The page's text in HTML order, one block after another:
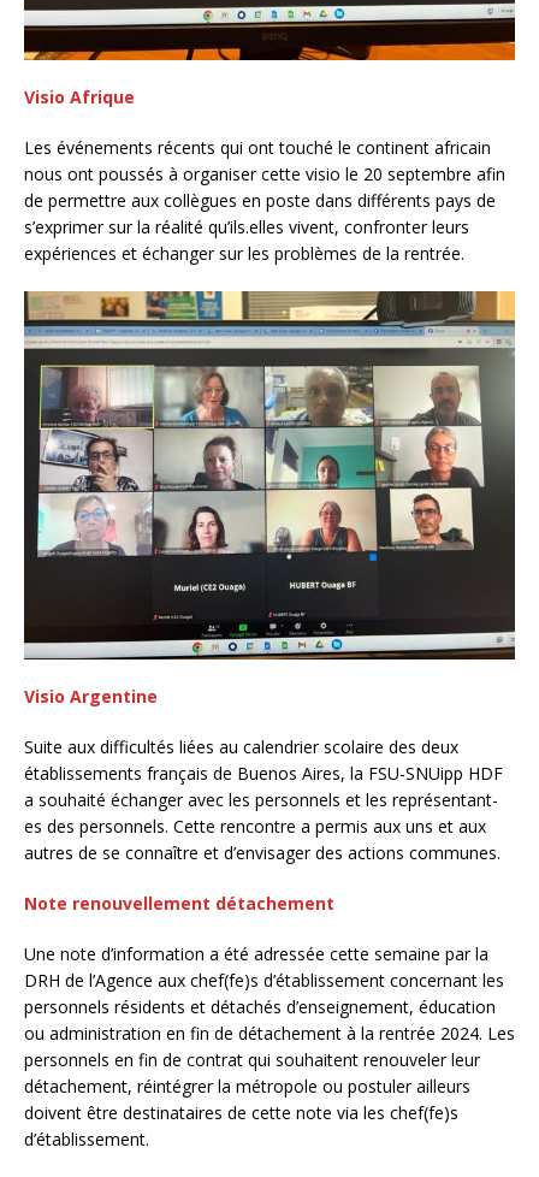
Visio Afrique
Les événements récents qui ont touché le continent africain
nous ont poussés à organiser cette visio le 20 septembre afin
de permettre aux collègues en poste dans différents pays de
s’exprimer sur la réalité qu’ils.elles vivent, confronter leurs
expériences et échanger sur les problèmes de la rentrée.
Visio Argentine
Suite aux difficultés liées au calendrier scolaire des deux
établissements français de Buenos Aires, la FSU-SNUipp HDF
a souhaité échanger avec les personnels et les représentant-
es des personnels. Cette rencontre a permis aux uns et aux
autres de se connaître et d’envisager des actions communes.
Note renouvellement détachement
Une note d’information a été adressée cette semaine par la
DRH de l’Agence aux chef(fe)s d’établissement concernant les
personnels résidents et détachés d’enseignement, éducation
ou administration en fin de détachement à la rentrée 2024. Les
personnels en fin de contrat qui souhaitent renouveler leur
détachement, réintégrer la métropole ou postuler ailleurs
doivent être destinataires de cette note via les chef(fe)s
d’établissement.